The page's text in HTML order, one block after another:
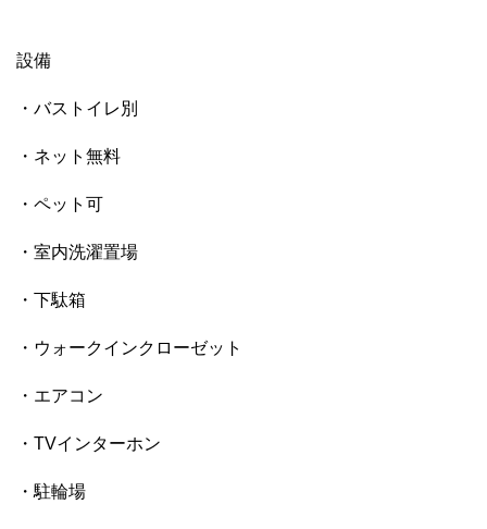
設備
・バストイレ別
・ネット無料
・ペット可
・室内洗濯置場
・下駄箱
・ウォークインクローゼット
・エアコン
・TVインターホン
・駐輪場